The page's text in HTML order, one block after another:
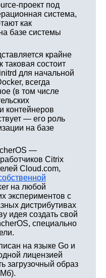
проект под
система,
как
базе системы
крайне
таковая состоит
для начальной
всегда
(в том числе
контейнеров
— его роль
на базе
—
Citrix
Cloud.com,
на любой
экспериментов с
дистрибутивах
идея создать свой
специально
на языке Go и
лицензией
загрузочный образ